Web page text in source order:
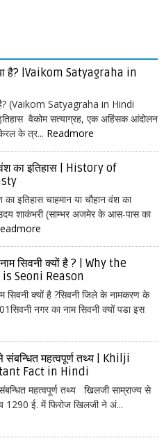
है? |Vaikom Satyagraha in
है? (Vaikom Satyagraha in Hindi
वैकोम सत्याग्रह, एक अहिंसक आंदोलन
के त्र... Readmore
वंश का इतिहास | History of
का इतिहास चाहमान या चौहान वंश का
शाकंभरी (साम्भर अजमेर के आस-पास का
सिवनी क्यों है ? | Why the
Seoni Reason
सिवनी क्यों है ?सिवनी जिले के नामकरण के
नगर का नाम सिवनी क्यों पडा इस
संबन्धित महत्वपूर्ण तथ्य | Khilji
Fact in Hindi
महत्वपूर्ण तथ्य खिलजी साम्राज्य से
1290 ई. में फिरोज खिलजी ने अं...